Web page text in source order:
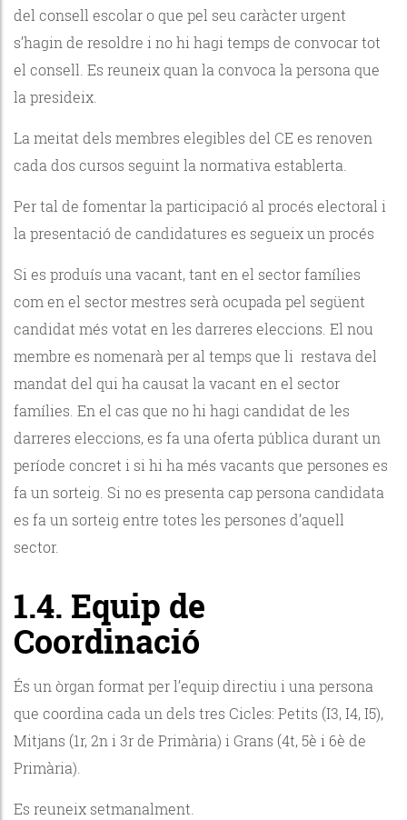
del consell escolar o que pel seu caràcter urgent
s’hagin de resoldre i no hi hagi temps de convocar tot
el consell. Es reuneix quan la convoca la persona que
la presideix.
La meitat dels membres elegibles del CE es renoven
cada dos cursos seguint la normativa establerta.
Per tal de fomentar la participació al procés electoral i
la presentació de candidatures es segueix un procés
Si es produís una vacant, tant en el sector famílies
com en el sector mestres serà ocupada pel següent
candidat més votat en les darreres eleccions. El nou
membre es nomenarà per al temps que li restava del
mandat del qui ha causat la vacant en el sector
famílies. En el cas que no hi hagi candidat de les
darreres eleccions, es fa una oferta pública durant un
període concret i si hi ha més vacants que persones es
fa un sorteig. Si no es presenta cap persona candidata
es fa un sorteig entre totes les persones d’aquell
sector.
1.4. Equip de
Coordinació
És un òrgan format per l’equip directiu i una persona
que coordina cada un dels tres Cicles: Petits (I3, I4, I5),
Mitjans (1r, 2n i 3r de Primària) i Grans (4t, 5è i 6è de
Primària).
Es reuneix setmanalment.